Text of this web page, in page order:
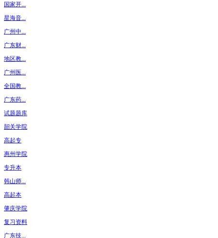
国家开...
星海音...
广州中...
广东财...
地区教...
广州医...
全国教...
广东药...
试题题库
韶关学院
高起专
惠州学院
专升本
韩山师...
高起本
肇庆学院
复习资料
广东技...